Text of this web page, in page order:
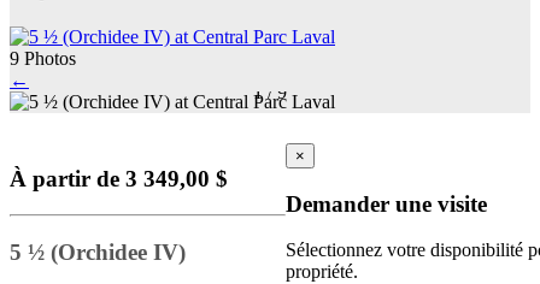
9 Photos
←
1 / 9
À partir de 3 349,00 $
5 ½ (Orchidee IV)
×
Demander une visite
Sélectionnez votre disponibilité
propriété.